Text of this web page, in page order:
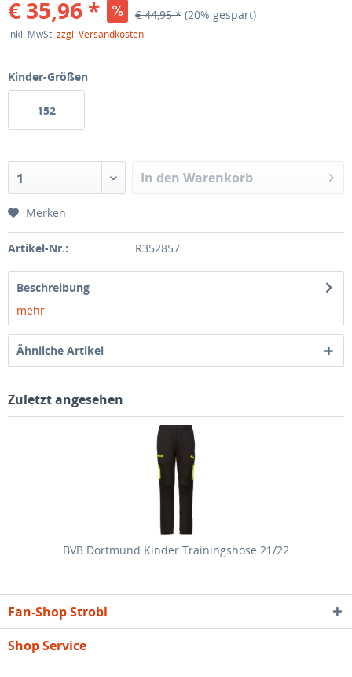
€ 35,96 * € 44,95 * (20% gespart)
inkl. MwSt.zzgl. Versandkosten
Kinder-Größen
152
1 In den Warenkorb
Merken
Artikel-Nr.: R352857
Beschreibung
mehr
Ähnliche Artikel
Zuletzt angesehen
BVB Dortmund Kinder Trainingshose 21/22
Fan-Shop Strobl
Shop Service